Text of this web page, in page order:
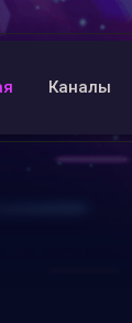
Каналы